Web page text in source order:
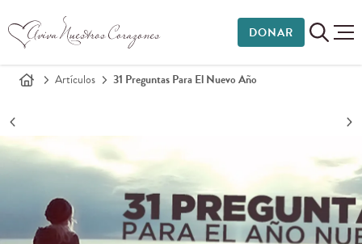
DONAR
Artículos 31 Preguntas Para El Nuevo Año